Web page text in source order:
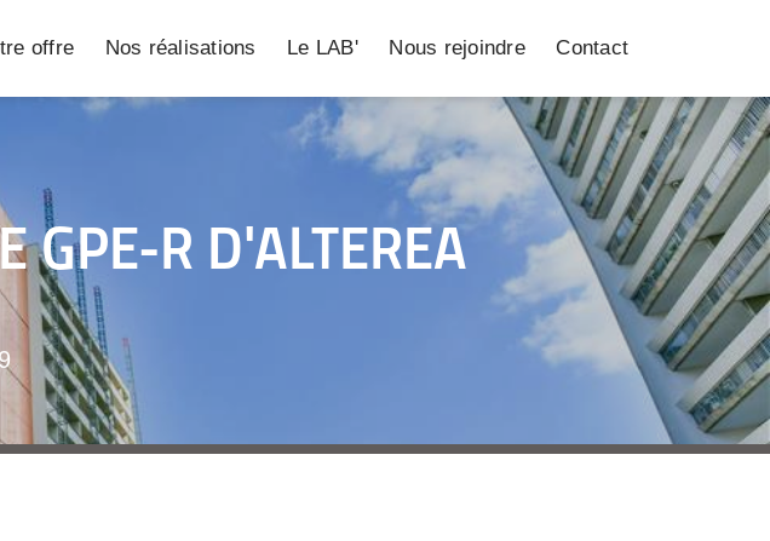
offre Nos réalisations Le LAB' Nous rejoindre Contact
GPE-R D'ALTEREA